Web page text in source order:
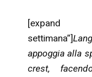
[expand
settimana”]
appoggia alla
crest,